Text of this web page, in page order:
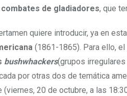
de gladiadores, que
quiere introducir, ya en
(1861-1865). Para ello,
bushwhackers(grupos
por otras dos de temática
(viernes, 20 de octubre, a las